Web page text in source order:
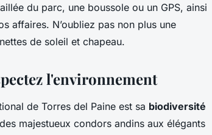
du parc, une boussole ou un GPS, ainsi
affaires. N’oubliez pas non plus une
de soleil et chapeau.
l'environnement
de Torres del Paine est sa biodiversité
majestueux condors andins aux élégants